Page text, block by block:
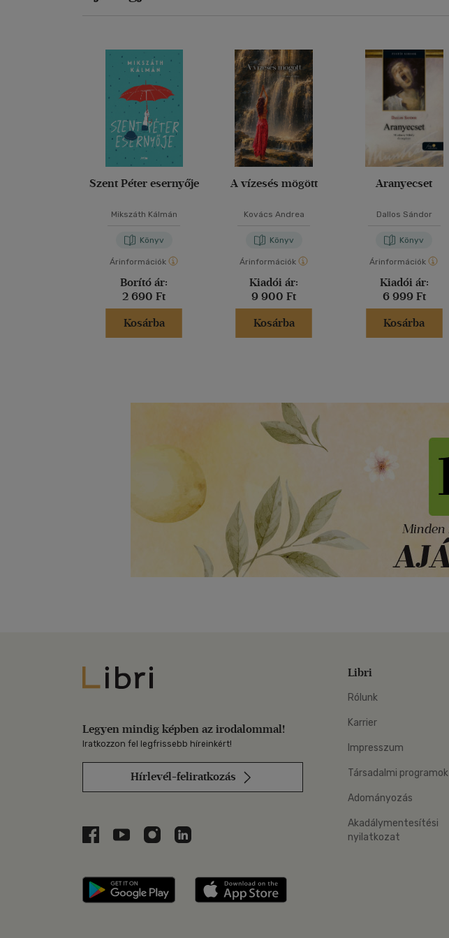
Szent Péter esernyője
Mikszáth Kálmán
Könyv
Árinformációk
Borító ár:
2 690 Ft
Kosárba
A vízesés mögött
Kovács Andrea
Könyv
Árinformációk
Kiadói ár:
9 900 Ft
Kosárba
Aranyecset
Dallos Sándor
Könyv
Árinformációk
Kiadói ár:
6 999 Ft
Kosárba
Libri
Legyen mindig képben az irodalommal!
Iratkozzon fel legfrissebb híreinkért!
Hírlevél-feliratkozás
Libri a Facebookon
Libri a Youtube-on
Libri az Instagramon
Libri a LinkedInen
Libri applikáció Szerezd meg: Google Play
Libri
Rólunk
Karrier
Impresszum
Társadalmi programok
Adományozás
Akadálymentesítési
nyilatkozat